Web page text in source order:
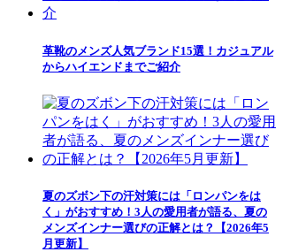
革靴のメンズ人気ブランド15選！カジュアル
からハイエンドまでご紹介
夏のズボン下の汗対策には「ロンパンをは
く」がおすすめ！3人の愛用者が語る、夏の
メンズインナー選びの正解とは？【2026年5
月更新】